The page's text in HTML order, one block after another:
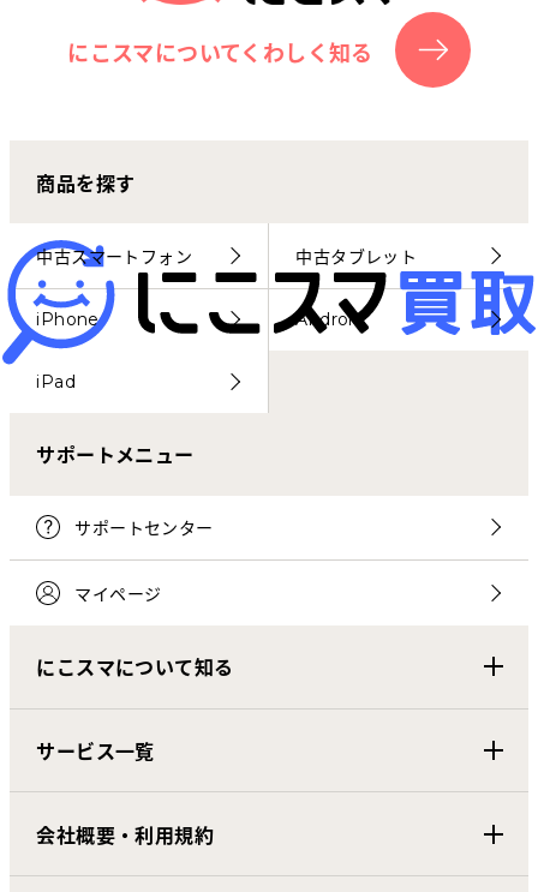
お客さまの声
にこスマ通信
マイページ
にこスマについてくわしく知る
商品を探す
中古スマートフォン 中古タブレット
iPhone Android
iPad
サポートメニュー
サポートセンター
マイページ
にこスマについて知る
サービス一覧
会社概要・利用規約